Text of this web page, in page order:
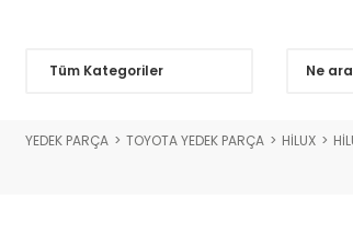
Tüm Kategoriler
YEDEK PARÇA TOYOTA YEDEK PARÇA HİLUX